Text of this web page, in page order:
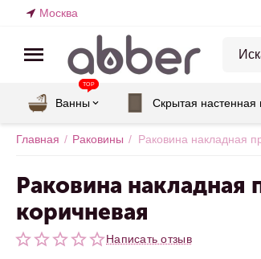
Москва
Ванны
TOP
Скрытая настенная
Главная / Раковины / Раковина накладная
Раковина накладная
коричневая
Написать отзыв